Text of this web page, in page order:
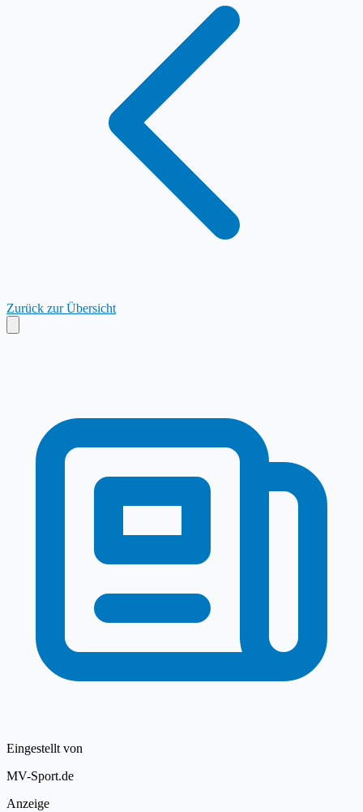
Zurück zur Übersicht
Eingestellt von
MV-Sport.de
Anzeige